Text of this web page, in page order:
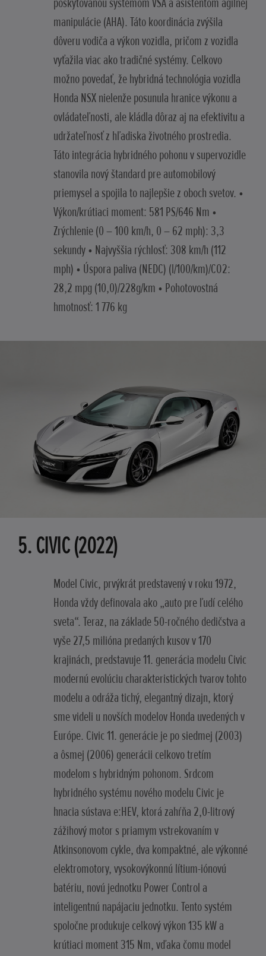
manipulácie (AHA). Táto koordinácia zvýšila
dôveru vodiča a výkon vozidla, pričom z vozidla
vyťažila viac ako tradičné systémy. Celkovo
možno povedať, že hybridná technológia vozidla
Honda NSX nielenže posunula hranice výkonu a
ovládateľnosti, ale kládla dôraz aj na efektivitu a
udržateľnosť z hľadiska životného prostredia.
Táto integrácia hybridného pohonu v supervozidle
stanovila nový štandard pre automobilový
priemysel a spojila to najlepšie z oboch svetov. •
Výkon/krútiaci moment: 581 PS/646 Nm •
Zrýchlenie (0 – 100 km/h, 0 – 62 mph): 3,3
sekundy • Najvyššia rýchlosť: 308 km/h (112
mph) • Úspora paliva (NEDC) (l/100/km)/CO2:
28,2 mpg (10,0)/228g/km • Pohotovostná
hmotnosť: 1 776 kg
5. CIVIC (2022)
Model Civic, prvýkrát predstavený v roku 1972,
Honda vždy definovala ako „auto pre ľudí celého
sveta“. Teraz, na základe 50-ročného dedičstva a
vyše 27,5 milióna predaných kusov v 170
krajinách, predstavuje 11. generácia modelu Civic
modernú evolúciu charakteristických tvarov tohto
modelu a odráža tichý, elegantný dizajn, ktorý
sme videli u novších modelov Honda uvedených v
Európe. Civic 11. generácie je po siedmej (2003)
a ôsmej (2006) generácii celkovo tretím
modelom s hybridným pohonom. Srdcom
hybridného systému nového modelu Civic je
hnacia sústava e:HEV, ktorá zahŕňa 2,0-litrový
zážihový motor s priamym vstrekovaním v
Atkinsonovom cykle, dva kompaktné, ale výkonné
elektromotory, vysokovýkonnú lítium-iónovú
batériu, novú jednotku Power Control a
inteligentnú napájaciu jednotku. Tento systém
spoločne produkuje celkový výkon 135 kW a
krútiaci moment 315 Nm, vďaka čomu model